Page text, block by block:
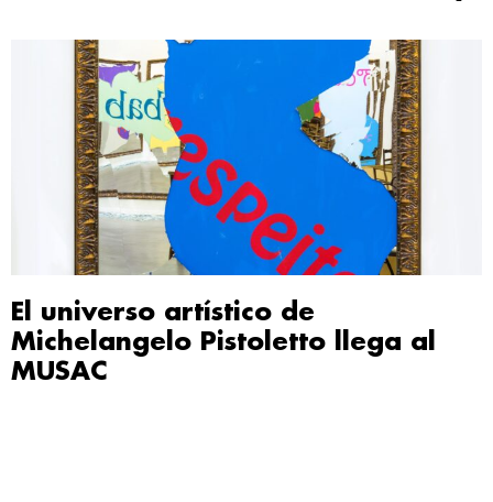
El universo artístico de
Michelangelo Pistoletto llega al
MUSAC